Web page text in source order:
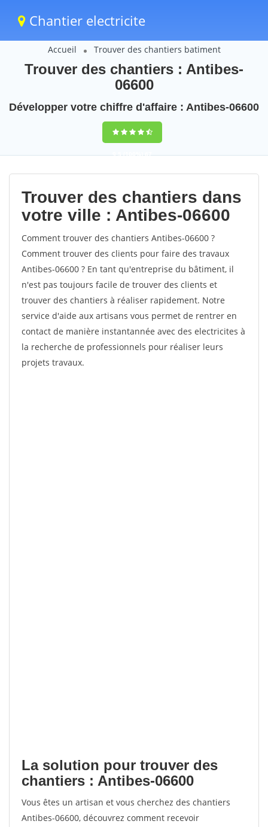
Chantier electricite
Accueil Trouver des chantiers batiment
Trouver des chantiers : Antibes-
06600
Développer votre chiffre d'affaire : Antibes-06600
9,5(100%)67
votes
Trouver des chantiers dans
votre ville : Antibes-06600
Comment trouver des chantiers Antibes-06600 ?
Comment trouver des clients pour faire des travaux
Antibes-06600 ? En tant qu'entreprise du bâtiment, il
n'est pas toujours facile de trouver des clients et
trouver des chantiers à réaliser rapidement. Notre
service d'aide aux artisans vous permet de rentrer en
contact de manière instantannée avec des electricites à
la recherche de professionnels pour réaliser leurs
projets travaux.
La solution pour trouver des
chantiers : Antibes-06600
Vous êtes un artisan et vous cherchez des chantiers
Antibes-06600, découvrez comment recevoir